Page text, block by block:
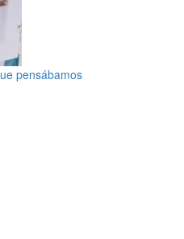
pensábamos